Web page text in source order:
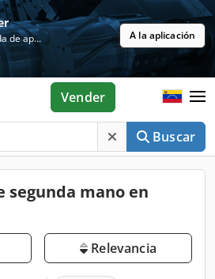
Gratis en la tienda de aplicaciones A la aplicación
Buscar
Vender
segunda mano en
Relevancia